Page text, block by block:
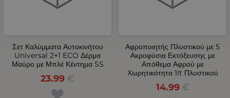
Σετ Καλύμματα Αυτοκινήτου
Universal 2+1 ECO Δέρμα
Μαύρο με Μπλέ Κέντημα SS
23.99 €
Αφροποιητής Πλυστικού με 5
Ακροφύσια Εκτόξευσης με
Απόθεμα Αφρού με
Χωρητικότητα 1lt Πλυστικού
14.99 €